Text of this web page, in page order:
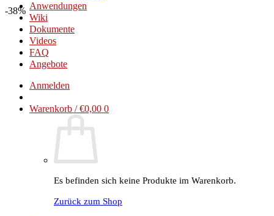
Anwendungen
Wiki
Dokumente
Videos
FAQ
Angebote
Anmelden
Warenkorb /€0,00 0
Es befinden sich keine Produkte im Warenkorb.
Zurück zum Shop
-38%